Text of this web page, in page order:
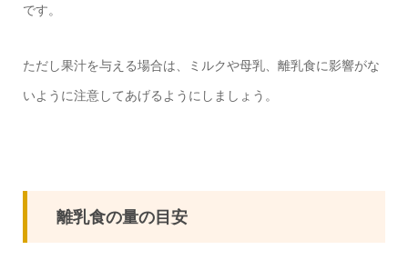
です。
ただし果汁を与える場合は、ミルクや母乳、離乳食に影響がな
いように注意してあげるようにしましょう。
離乳食の量の目安